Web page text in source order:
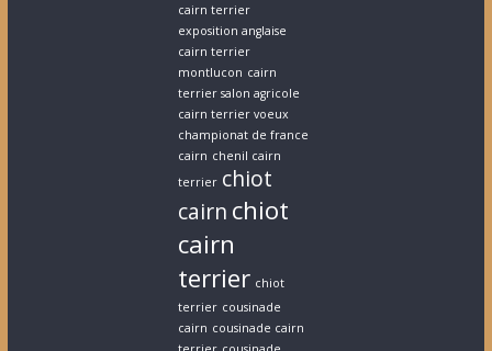
cairn terrier
exposition anglaise
cairn terrier
montlucon cairn
terrier salon agricole
cairn terrier voeux
championat de france
cairn chenil cairn
terrier chiot
cairn chiot
cairn
terrier chiot
terrier cousinade
cairn cousinade cairn